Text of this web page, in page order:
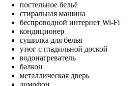
постельное бельё
стиральная машина
беспроводной интернет Wi-Fi
кондиционер
сушилка для белья
утюг с гладильной доской
водонагреватель
балкон
металлическая дверь
домофон